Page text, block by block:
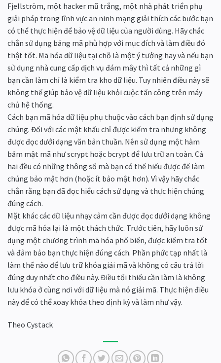
Fjellström, một hacker mũ trắng, một nhà phát triển phụ
giải pháp trong lĩnh vực an ninh mạng giải thích các bước bạn
có thể thực hiện để bảo vệ dữ liệu của người dùng. Hãy chắc
chắn sử dụng bảng mã phù hợp với mục đích và làm điều đó
thật tốt. Mã hóa dữ liệu tại chỗ là một ý tưởng hay và nếu bạn
sử dụng nhà cung cấp dịch vụ đám mây thì tất cả những gì
bạn cần làm chỉ là kiểm tra kho dữ liệu. Tuy nhiên điều này sẽ
không thể giúp bảo vệ dữ liệu khỏi cuộc tấn công trên máy
chủ hệ thống.
Cách bạn mã hóa dữ liệu phụ thuộc vào cách bạn định sử dụng
chúng. Đối với các mật khẩu chỉ được kiểm tra nhưng không
được đọc dưới dạng văn bản thuần. Nên sử dụng một hàm
băm mật mã như scrypt hoặc bcrypt để lưu trữ an toàn. Cả
hai đều có những thông số mà bạn có thể hiểu được để làm
chúng bảo mật hơn (hoặc ít bảo mật hơn). Vì vậy hãy chắc
chắn rằng bạn đã đọc hiểu cách sử dụng và thực hiện chúng
đúng cách.
Mặt khác các dữ liệu nhạy cảm cần được đọc dưới dạng không
được mã hóa lại là một thách thức. Trước tiên, hãy luôn sử
dụng một chương trình mã hóa phổ biến, được kiểm tra tốt
và đảm bảo bạn thực hiện đúng cách. Phần phức tạp nhất là
làm thế nào để lưu trữ khóa giải mã và không có câu trả lời
đúng duy nhất cho điều này. Điều tối thiểu cần làm là không
lưu khóa ở cùng nơi với dữ liệu mà nó giải mã. Thực hiện điều
này để có thể xoay khóa theo định kỳ và làm như vậy.
Theo Cystack